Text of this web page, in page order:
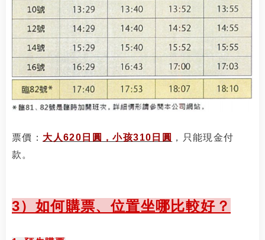
票價： 大人620日圓，小孩310日圓 ，只能現金付
款。
3）如何購票、位置坐哪比較好？